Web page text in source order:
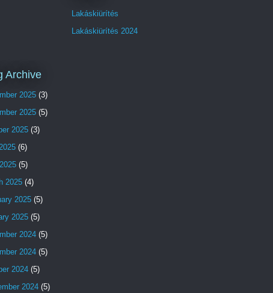
Lakáskiürítés
Lakáskiürítés 2024
Archive
2025 (3)
2025 (5)
2025 (3)
(6)
(5)
2025 (4)
2025 (5)
2025 (5)
2024 (5)
2024 (5)
2024 (5)
2024 (5)